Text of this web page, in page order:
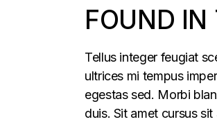
FOUND IN
Tellus integer feugiat
ultrices mi tempus
egestas sed. Morbi
duis. Sit amet cursus